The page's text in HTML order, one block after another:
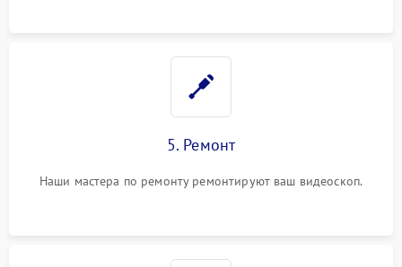
5. Ремонт
Наши мастера по ремонту ремонтируют ваш видеоскоп.